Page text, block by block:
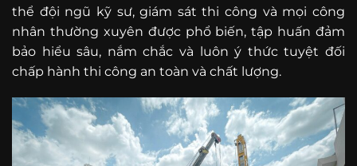
thể đội ngũ kỹ sư, giám sát thi công và mọi công
nhân thường xuyên được phổ biến, tập huấn đảm
bảo hiểu sâu, nắm chắc và luôn ý thức tuyệt đối
chấp hành thi công an toàn và chất lượng.